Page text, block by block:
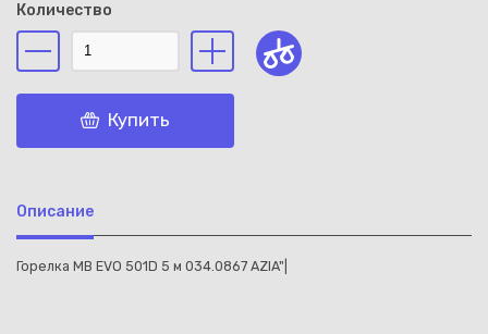
Количество
Купить
Описание
Горелка MB EVO 501D 5 м 034.0867 AZIA"|